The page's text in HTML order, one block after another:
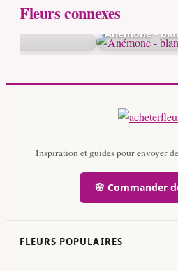
Fleurs connexes
Anémone -
Inspiration et guides pour envoyer
🌸 Commander
FLEURS POPULAIRES